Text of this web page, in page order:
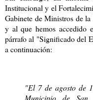
Institucional y el
Gabinete de Ministros de
y al que hemos accedido
párrafo al "Significado del
a continuación:
"El 7 de agosto de
Municipio de San